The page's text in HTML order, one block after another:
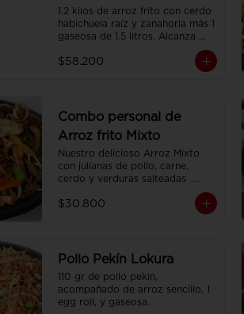
1.2 kilos de arroz frito con cerdo
habichuela raíz y zanahoria más 1
gaseosa de 1.5 litros. Alcanza
$58.200
Combo personal de
Arroz frito Mixto
Nuestro delicioso Arroz Mixto
con julianas de pollo, carne,
cerdo y verduras salteadas
francesa y CocaCola pet 250ml.
$30.800
Pollo Pekín Lokura
110 gr de pollo pekin,
acompañado de arroz sencillo, 1
egg roll, y gaseosa.